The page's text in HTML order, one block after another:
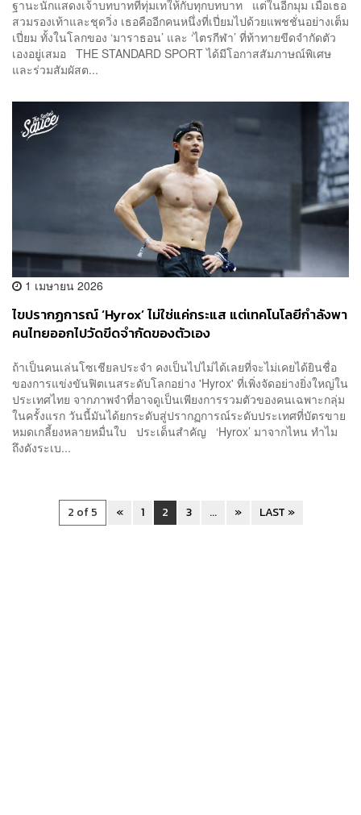
ฐานะนักแสดงเจ้าบทบาทที่ทุ่มเทให้กับทุกบทบาท แต่ในอีกมุม เมื่อเธอ
สวมรองเท้าและชุดวิ่ง เธอคืออีกคนหนึ่งที่เปี่ยมไปด้วยแพชชั่นอย่างเต็ม
เปี่ยม ทั้งในโลกของ ‘มาราธอน’ และ ‘ไตรกีฬา’ ที่ท้าทายขีดจำกัดตัว
เองอยู่เสมอ THE STANDARD SPORT ได้มีโอกาสสัมภาษณ์พิเศษ
และร่วมสัมผัสต...
1 เมษายน 2026
ไขปรากฏการณ์ ‘Hyrox’ ไม่ใช่แค่กระแส แต่เทคโนโลยีกำลังพา
คนไทยออกไปวัดขีดจำกัดของตัวเอง
ถ้าเป็นคนเล่นโซเชียลประจำ คงเป็นไปไม่ได้เลยที่จะไม่เคยได้ยินชื่อ
ของการแข่งขันฟิตเนสระดับโลกอย่าง 'Hyrox' ที่เพิ่งจัดอย่างยิ่งใหญ่ใน
ประเทศไทย จากภาพจำที่อาจดูเป็นเพียงการรวมตัวของคนเฉพาะกลุ่ม
ในครั้งแรก วันนี้มันได้ยกระดับสู่ปรากฏการณ์ระดับประเทศที่บัตรขาย
หมดเกลี้ยงหลายหมื่นใบ ประเด็นสำคัญ ‘Hyrox’ มาจากไหน ทำไม
ถึงดังระเบ...
2 of 5 « 1 2 3 ... » LAST »